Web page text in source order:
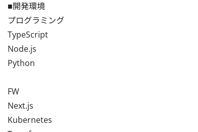
■開発環境
プログラミング
TypeScript
Node.js
Python
FW
Next.js
Kubernetes